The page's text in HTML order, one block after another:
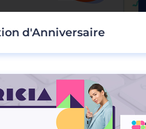
d'Anniversaire